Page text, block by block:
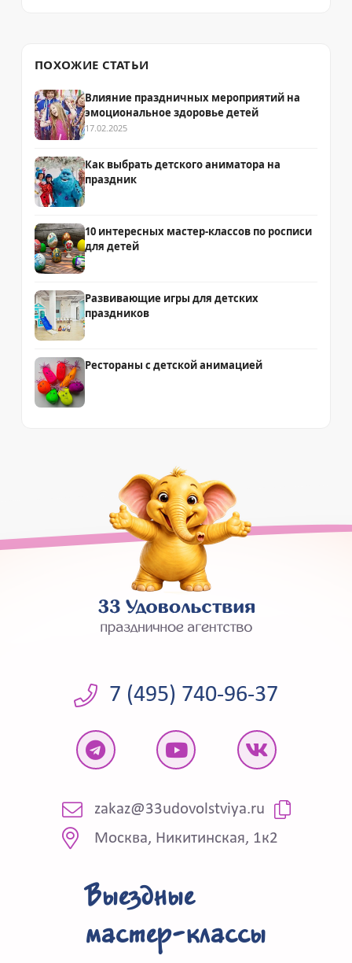
ПОХОЖИЕ СТАТЬИ
Влияние праздничных мероприятий на
эмоциональное здоровье детей
17.02.2025
Как выбрать детского аниматора на
праздник
10 интересных мастер-классов по росписи
для детей
Развивающие игры для детских
праздников
Рестораны с детской анимацией
7 (495) 740-96-37
zakaz@33udovolstviya.ru
Москва, Никитинская, 1к2
Выездные
мастер-классы